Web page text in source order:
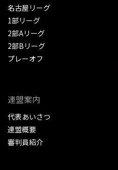
名古屋リーグ
1部リーグ
2部Aリーグ
2部Bリーグ
プレーオフ
連盟案内
代表あいさつ
連盟概要
審判員紹介